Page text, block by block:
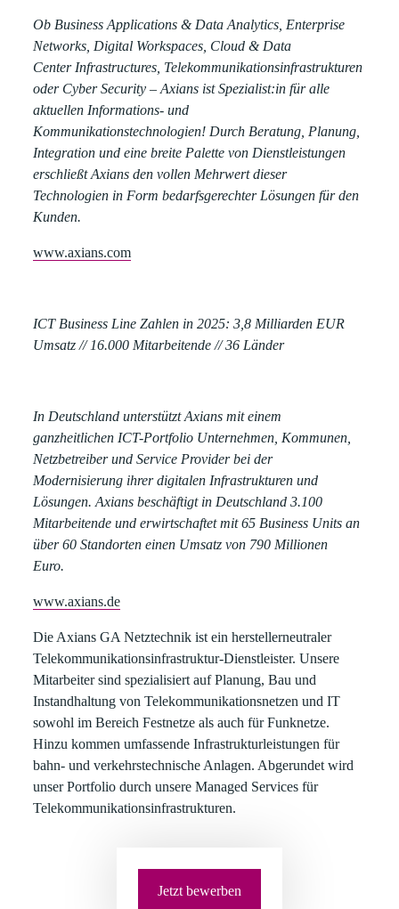
Ob Business Applications & Data Analytics, Enterprise
Networks, Digital Workspaces, Cloud & Data
Center Infrastructures, Telekommunikationsinfrastrukturen
oder Cyber Security – Axians ist Spezialist:in für alle
aktuellen Informations- und
Kommunikationstechnologien! Durch Beratung, Planung,
Integration und eine breite Palette von Dienstleistungen
erschließt Axians den vollen Mehrwert dieser
Technologien in Form bedarfsgerechter Lösungen für den
Kunden.
www.axians.com
ICT Business Line Zahlen in 2025: 3,8 Milliarden EUR
Umsatz // 16.000 Mitarbeitende // 36 Länder
In Deutschland unterstützt Axians mit einem
ganzheitlichen ICT-Portfolio Unternehmen, Kommunen,
Netzbetreiber und Service Provider bei der
Modernisierung ihrer digitalen Infrastrukturen und
Lösungen. Axians beschäftigt in Deutschland 3.100
Mitarbeitende und erwirtschaftet mit 65 Business Units an
über 60 Standorten einen Umsatz von 790 Millionen
Euro.
www.axians.de
Die Axians GA Netztechnik ist ein herstellerneutraler
Telekommunikationsinfrastruktur-Dienstleister. Unsere
Mitarbeiter sind spezialisiert auf Planung, Bau und
Instandhaltung von Telekommunikationsnetzen und IT
sowohl im Bereich Festnetze als auch für Funknetze.
Hinzu kommen umfassende Infrastrukturleistungen für
bahn- und verkehrstechnische Anlagen. Abgerundet wird
unser Portfolio durch unsere Managed Services für
Telekommunikationsinfrastrukturen.
Jetzt bewerben